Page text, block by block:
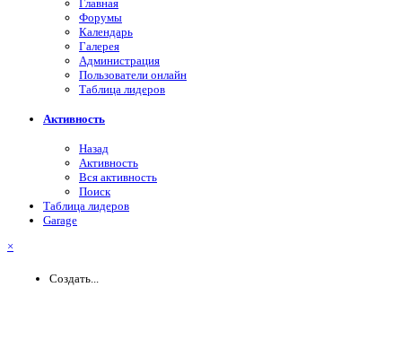
Главная
Форумы
Календарь
Галерея
Администрация
Пользователи онлайн
Таблица лидеров
Активность
Назад
Активность
Вся активность
Поиск
Таблица лидеров
Garage
×
Создать...